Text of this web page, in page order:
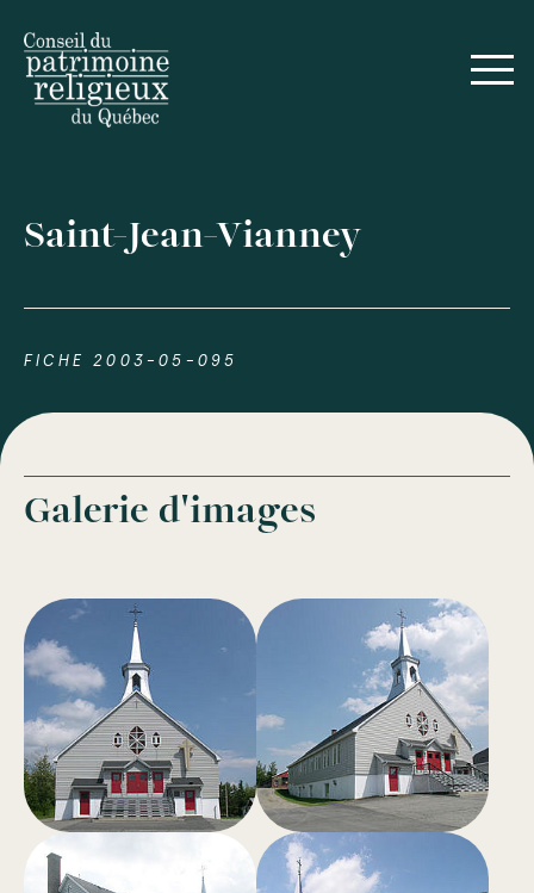
Saint-Jean-Vianney
FICHE 2003-05-095
Galerie d'images